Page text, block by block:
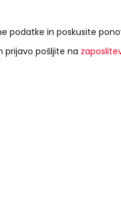
podatke in poskusite
prijavo pošljite na